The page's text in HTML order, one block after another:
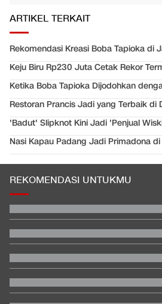
ARTIKEL TERKAIT
Rekomendasi Kreasi Boba Tapioka di
Keju Biru Rp230 Juta Cetak Rekor
Ketika Boba Tapioka Dijodohkan
Restoran Prancis Jadi yang Terbaik di
'Badut' Slipknot Kini Jadi 'Penjual
Nasi Kapau Padang Jadi Primadona
REKOMENDASI UNTUKMU